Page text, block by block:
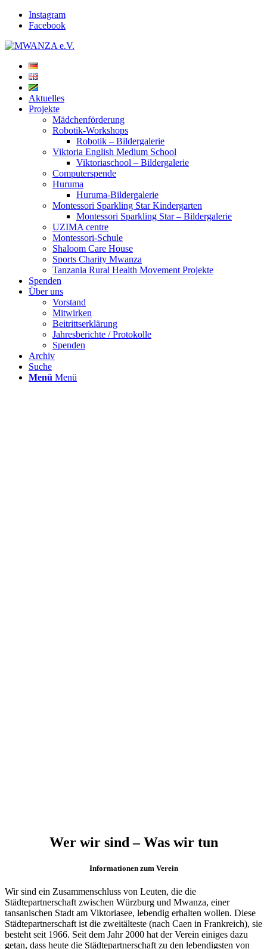
Instagram
Facebook
Aktuelles
Projekte
Mädchenförderung
Robotik-Workshops
Robotik – Bildergalerie
Viktoria English Medium School
Viktoriaschool – Bildergalerie
Computerspende
Huruma
Huruma-Bildergalerie
Montessori Sparkling Star Kindergarten
Montessori Sparkling Star – Bildergalerie
UZIMA centre
Montessori-Schule
Shaloom Care House
Sports Charity Mwanza
Tanzania Rural Health Movement Projekte
Spenden
Über uns
Vorstand
Mitwirken
Beitrittserklärung
Jahresberichte / Protokolle
Spenden
Archiv
Suche
Menü Menü
Wer wir sind – Was wir tun
Informationen zum Verein
Wir sind ein Zusammenschluss von Leuten, die die
Städtepartnerschaft zwischen Würzburg und Mwanza, einer
tansanischen Stadt am Viktoriasee, lebendig erhalten wollen. Diese
Städtepartnerschaft ist die zweitälteste (nach Caen in Frankreich), sie
besteht seit 1966. Seit dem Jahr 2000 hat der Verein einiges dazu
getan, dass heute die Städtepartnerschaft zu den lebendigsten von